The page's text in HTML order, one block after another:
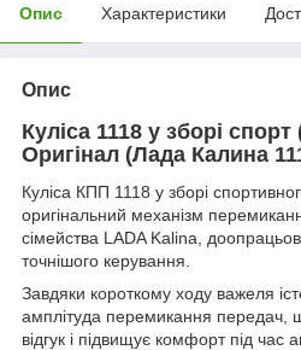
Опис Характеристики
Опис
Куліса 1118 у зборі спорт
Оригінал (Лада Калина
Куліса КПП 1118 у зборі
оригінальний механізм
сімейства LADA Kalina,
точнішого керування.
Завдяки короткому ходу важеля
амплітуда перемикання передач,
відгук і підвищує комфорт під час